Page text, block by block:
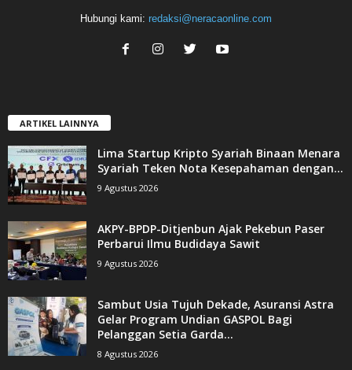
Hubungi kami: redaksi@neracaonline.com
ARTIKEL LAINNYA
Lima Startup Kripto Syariah Binaan Menara
Syariah Teken Nota Kesepahaman dengan...
9 Agustus 2026
AKPY-BPDP-Ditjenbun Ajak Pekebun Paser
Perbarui Ilmu Budidaya Sawit
9 Agustus 2026
Sambut Usia Tujuh Dekade, Asuransi Astra
Gelar Program Undian GASPOL Bagi
Pelanggan Setia Garda...
8 Agustus 2026